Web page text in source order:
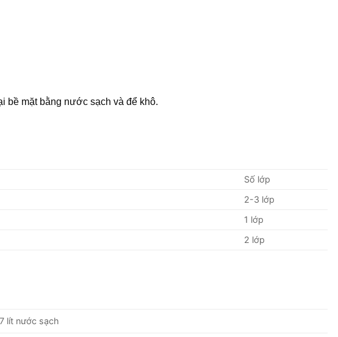
bề mặt bằng nước sạch và để khô.
Số lớp
2-3 lớp
1 lớp
2 lớp
lít nước sạch